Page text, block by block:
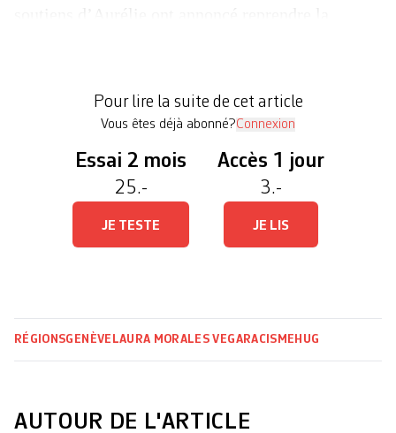
Pour lire la suite de cet article
Vous êtes déjà abonné?Connexion
Essai 2 mois
25.-
JE TESTE
Accès 1 jour
3.-
JE LIS
RÉGIONSGENÈVE LAURA MORALES VEGARACISME HUG
AUTOUR DE L'ARTICLE